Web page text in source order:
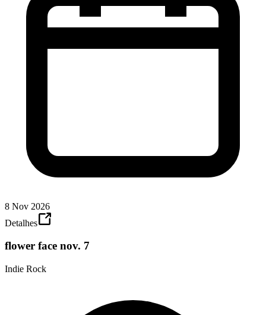
8 Nov 2026
Detalhes
flower face nov. 7
Indie Rock